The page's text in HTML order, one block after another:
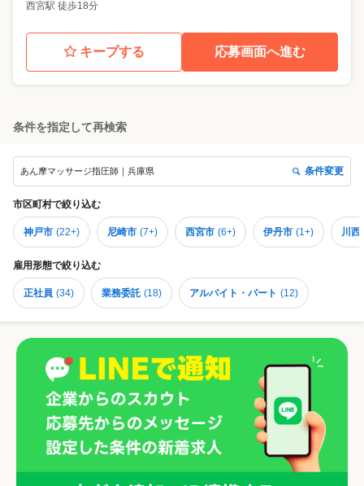
西宮駅 徒歩18分
キープする 応募画面へ進む
条件を指定して再検索
あん摩マッサージ指圧師｜兵庫県 条件変更
市区町村で絞り込む
神戸市 (22+) 尼崎市 (7+) 西宮市 (6+) 伊丹市 (1+) 川西
雇用形態で絞り込む
正社員 (34) 業務委託 (18) アルバイト・パート (12)